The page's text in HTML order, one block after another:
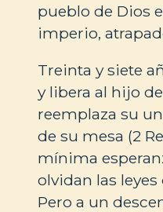
pueblo de Dios
imperio,
Treinta y siete
y libera al hijo
reemplaza su
de su mesa (2
mínima
olvidan las
Pero a un